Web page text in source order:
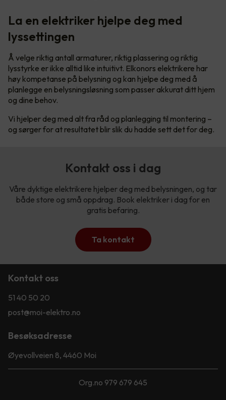
La en elektriker hjelpe deg med
lyssettingen
Å velge riktig antall armaturer, riktig plassering og riktig
lysstyrke er ikke alltid like intuitivt. Elkonors elektrikere har
høy kompetanse på belysning og kan hjelpe deg med å
planlegge en belysningsløsning som passer akkurat ditt hjem
og dine behov.
Vi hjelper deg med alt fra råd og planlegging til montering –
og sørger for at resultatet blir slik du hadde sett det for deg.
Kontakt oss i dag
Våre dyktige elektrikere hjelper deg med belysningen, og tar
både store og små oppdrag. Book elektriker i dag for en
gratis befaring.
Ta kontakt
Kontakt oss
51 40 50 20
post@moi-elektro.no
Besøksadresse
Øyevollveien 8, 4460 Moi
Org.no 979 679 645